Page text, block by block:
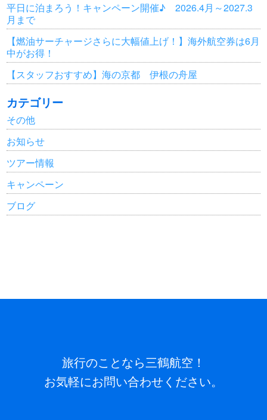
平日に泊まろう！キャンペーン開催♪ 2026.4月～2027.3
月まで
【燃油サーチャージさらに大幅値上げ！】海外航空券は6月
中がお得！
【スタッフおすすめ】海の京都 伊根の舟屋
カテゴリー
その他
お知らせ
ツアー情報
キャンペーン
ブログ
旅行のことなら三鶴航空！
お気軽にお問い合わせください。